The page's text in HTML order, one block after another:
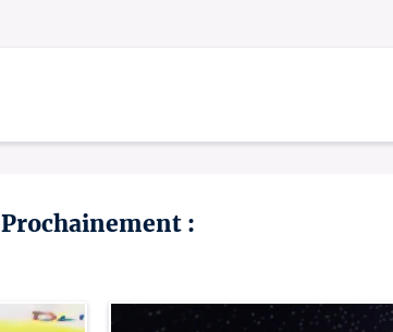
Prochainement :